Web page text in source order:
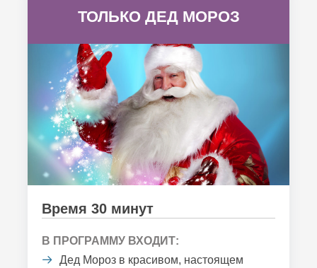
ТОЛЬКО ДЕД МОРОЗ
Время 30 минут
В ПРОГРАММУ ВХОДИТ:
Дед Мороз в красивом, настоящем